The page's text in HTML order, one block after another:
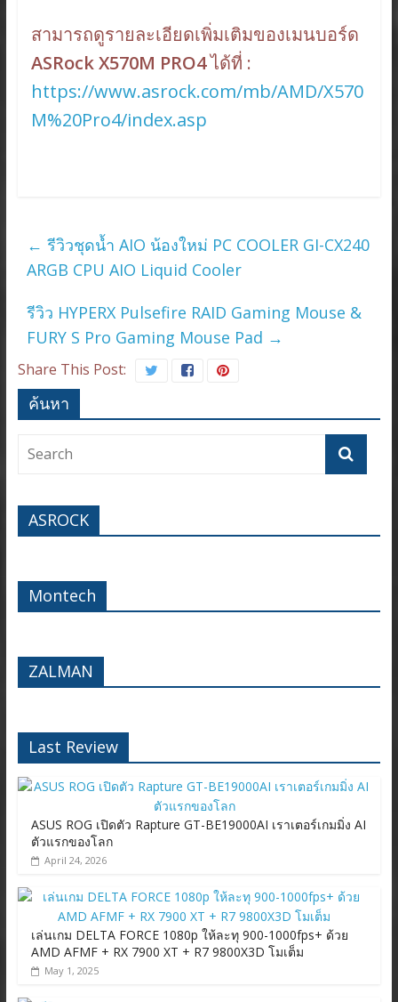
สามารถดูรายละเอียดเพิ่มเติมของเมนบอร์ด
ASRock X570M PRO4ได้ที่ :
https://www.asrock.com/mb/AMD/X570
M%20Pro4/index.asp
← รีวิวชุดน้ำ AIO น้องใหม่ PC COOLER GI-CX240
ARGB CPU AIO Liquid Cooler
รีวิว HYPERX Pulsefire RAID Gaming Mouse &
FURY S Pro Gaming Mouse Pad →
Share This Post:
ค้นหา
ASROCK
Montech
ZALMAN
Last Review
ASUS ROG เปิดตัว Rapture GT-BE19000AI เราเตอร์เกมมิ่ง AI
ตัวแรกของโลก
April 24, 2026
เล่นเกม DELTA FORCE 1080p ให้ละทุ 900-1000fps+ ด้วย
AMD AFMF + RX 7900 XT + R7 9800X3D โมเต็ม
May 1, 2025